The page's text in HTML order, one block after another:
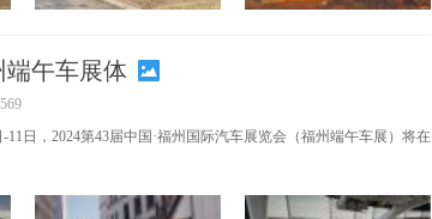
端午车展体
569
日，2024第43届中国·福州国际汽车展览会（福州端午车展）将在